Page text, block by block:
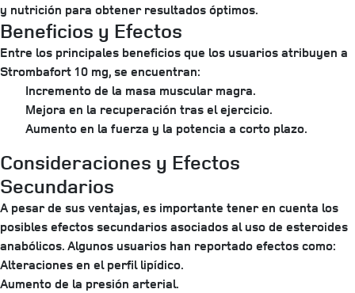
y nutrición para obtener resultados óptimos.
Beneficios y Efectos
Entre los principales beneficios que los usuarios atribuyen a
Strombafort 10 mg, se encuentran:
Incremento de la masa muscular magra.
Mejora en la recuperación tras el ejercicio.
Aumento en la fuerza y la potencia a corto plazo.
Consideraciones y Efectos
Secundarios
A pesar de sus ventajas, es importante tener en cuenta los
posibles efectos secundarios asociados al uso de esteroides
anabólicos. Algunos usuarios han reportado efectos como:
Alteraciones en el perfil lipídico.
Aumento de la presión arterial.